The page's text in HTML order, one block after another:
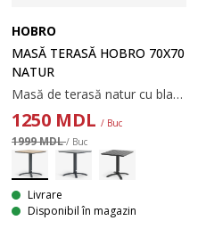
HOBRO
MASĂ TERASĂ HOBRO 70X70
NATUR
Masă de terasă natur cu blat din lemn artificial și baza din aluminiu vopsit cu pulbere. Lemnul artificial are aspectul și textura lemnului natural fără a fi nevoie de întreținere. Aluminiul este un material ușor și robust, care nu ruginește. 70x70x72 cm
1250 MDL / Buc
1999 MDL/ Buc
Livrare
Disponibil în magazin